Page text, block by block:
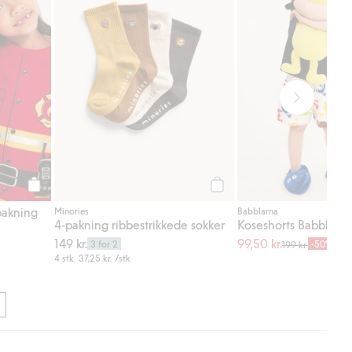
Legg til
Minories
4-pakning ribbestrikkede sokker
149 kr. 3 for 2
4 stk. 37,25 kr. /stk
Babblarna
Koseshorts Babblarna
99,50 kr.199 kr. -50%